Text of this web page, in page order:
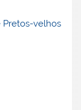
Pretos-velhos